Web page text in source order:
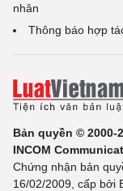
nhân
Thông báo hợp
Bản quyền © 2000-
INCOM
Chứng nhận bản
16/02/2009, cấp bởi